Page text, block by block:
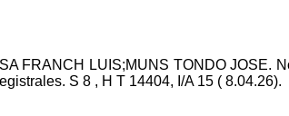
FRANCH LUIS;MUNS TONDO JOSE.
S 8 , H T 14404, I/A 15 ( 8.04.26).